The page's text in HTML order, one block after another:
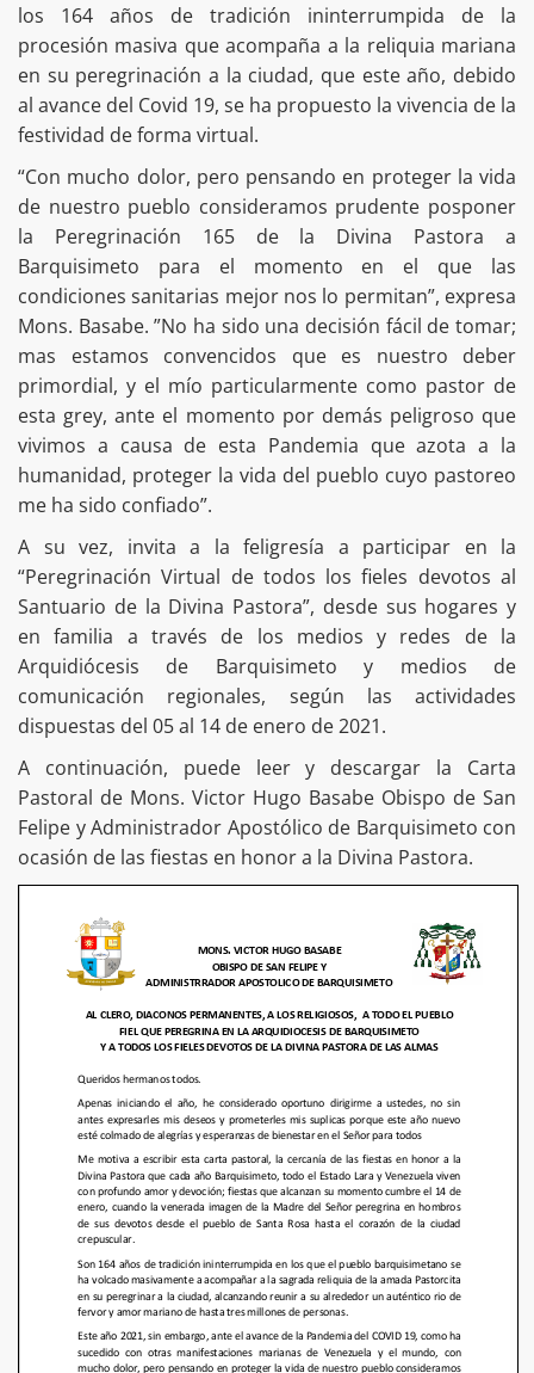
los 164 años de tradición ininterrumpida de la
procesión masiva que acompaña a la reliquia mariana
en su peregrinación a la ciudad, que este año, debido
al avance del Covid 19, se ha propuesto la vivencia de la
festividad de forma virtual.
“Con mucho dolor, pero pensando en proteger la vida
de nuestro pueblo consideramos prudente posponer
la Peregrinación 165 de la Divina Pastora a
Barquisimeto para el momento en el que las
condiciones sanitarias mejor nos lo permitan”, expresa
Mons. Basabe. ”No ha sido una decisión fácil de tomar;
mas estamos convencidos que es nuestro deber
primordial, y el mío particularmente como pastor de
esta grey, ante el momento por demás peligroso que
vivimos a causa de esta Pandemia que azota a la
humanidad, proteger la vida del pueblo cuyo pastoreo
me ha sido confiado”.
A su vez, invita a la feligresía a participar en la
“Peregrinación Virtual de todos los fieles devotos al
Santuario de la Divina Pastora”, desde sus hogares y
en familia a través de los medios y redes de la
Arquidiócesis de Barquisimeto y medios de
comunicación regionales, según las actividades
dispuestas del 05 al 14 de enero de 2021.
A continuación, puede leer y descargar la Carta
Pastoral de Mons. Victor Hugo Basabe Obispo de San
Felipe y Administrador Apostólico de Barquisimeto con
ocasión de las fiestas en honor a la Divina Pastora.